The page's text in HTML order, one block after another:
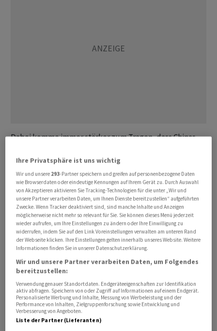
Dabei komme immer stärker zum Tragen, dass Chinas
- und damit den weltweit wichtigsten - beherrschen. Sie
gäben sich auch in anderen Regionen zunehmend
angriffslustig und setzten auf einen Ausbau ihrer
Exporte.
In China selbst erzielten inländische Anbieter im vorigen
Jahr nach Erhebungen des CAM teils
schwindelerregende Wachstumsraten in den E-Auto-
Verkäufen. Als Beispiele nannte Bratzel BYD (184
Prozent), Leapmotor (158 Prozent) oder GAC/Aion (119
Prozent). Derweil sänken in dem Land die Marktanteile
der drei deutschen Konzerne Volkswagen , BMW und
Mercedes-Benz , wenn man alle Antriebsarten
betrachte.
Ihre Privatsphäre ist uns wichtig
Wir und unsere 293-Partner speichern und greifen auf personenbezogene Daten
wie Browserdaten oder eindeutige Kennungen auf Ihrem Gerät zu. Durch Auswahl
von Akzeptieren aktivieren Sie Tracking-Technologien für die unter „Wir und
unsere Partner verarbeiten Daten, um Ihnen Dienste bereitzustellen“ aufgeführten
Zwecke. Wenn Tracker deaktiviert sind, sind manche Inhalte und Anzeigen
möglicherweise nicht mehr so relevant für Sie. Sie können dieses Menü jederzeit
wieder aufrufen, um Ihre Einstellungen zu ändern oder Ihre Einwilligung zu
widerrufen, indem Sie auf den Link Voreinstellungen verwalten am unteren Rand
der Webseite klicken. Ihre Einstellungen gelten innerhalb unseres Website. Weitere
Informationen finden Sie in unserer Datenschutzerklärung.
Wir und unsere Partner verarbeiten Daten, um Folgendes
bereitzustellen:
Verwendung genauer Standortdaten. Endgeräteeigenschaften zur Identifikation
aktiv abfragen. Speichern von oder Zugriff auf Informationen auf einem Endgerät.
Personalisierte Werbung und Inhalte, Messung von Werbeleistung und der
Performance von Inhalten, Zielgruppenforschung sowie Entwicklung und
Verbesserung von Angeboten.
Liste der Partner (Lieferanten)